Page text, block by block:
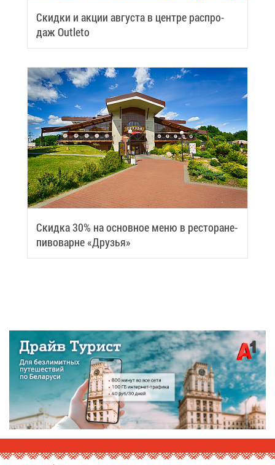
Скид­ки и ак­ции ав­гу­ста в цен­тре рас­про­
даж Outleto
Скид­ка 30% на ос­нов­ное ме­ню в ре­сто­ране-
пи­во­варне «Дру­зья»